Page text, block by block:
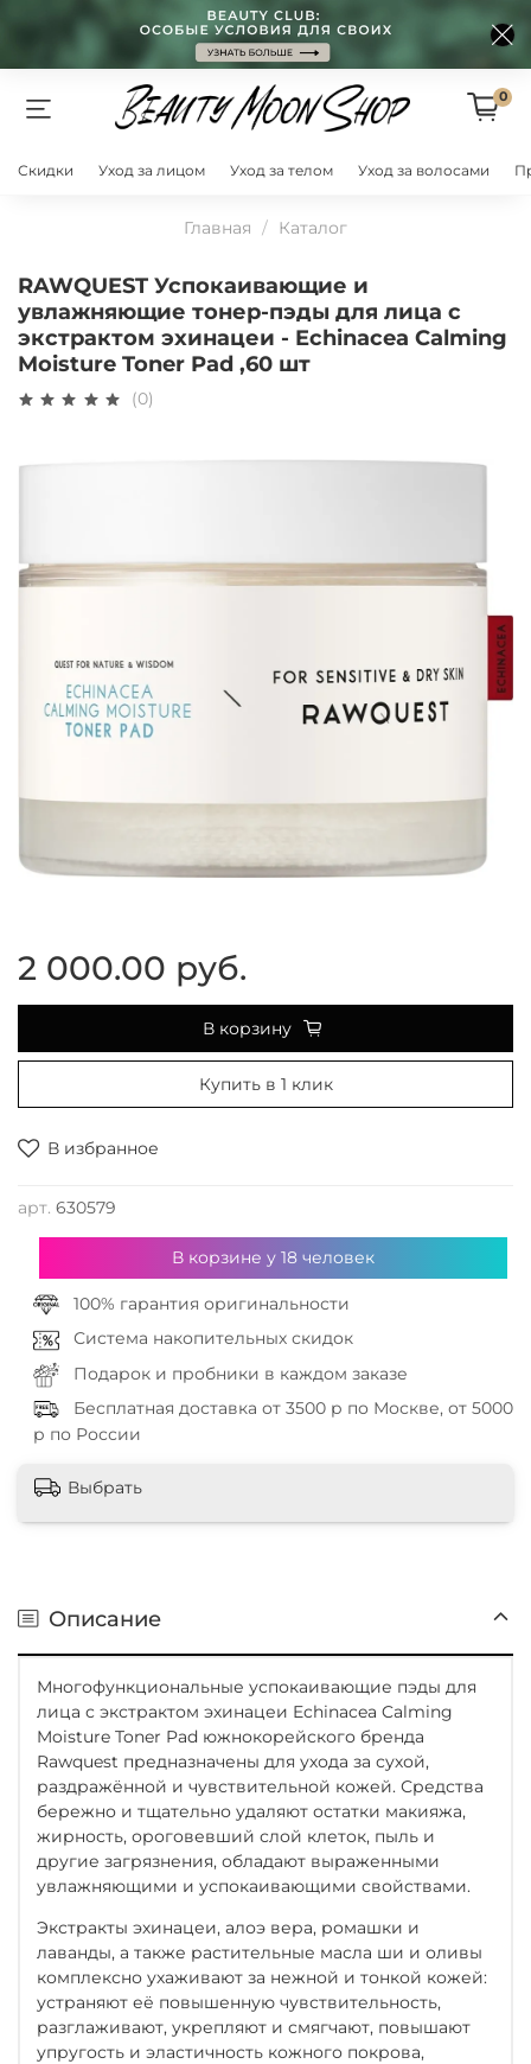
0
Скидки Уход за лицом Уход за телом Уход за волосами
Главная Каталог
RAWQUEST Успокаивающие и
увлажняющие тонер-пэды для лица с
экстрактом эхинацеи - Echinacea Calming
Moisture Toner Pad ,60 шт
(0)
В избранное
арт. 630579
2 000.00 руб.
В корзину
Купить в 1 клик
В корзине у 18человек
100% гарантия оригинальности
Система накопительных скидок
Подарок и пробники в каждом заказе
Бесплатная доставка от 3500 р по Москве, от 5000
р по России
Выбрать
Описание
Многофункциональные успокаивающие пэды для
лица с экстрактом эхинацеи Echinacea Calming
Moisture Toner Pad южнокорейского бренда
Rawquest предназначены для ухода за сухой,
раздражённой и чувствительной кожей. Средства
бережно и тщательно удаляют остатки макияжа,
жирность, ороговевший слой клеток, пыль и
другие загрязнения, обладают выраженными
увлажняющими и успокаивающими свойствами.
Экстракты эхинацеи, алоэ вера, ромашки и
лаванды, а также растительные масла ши и оливы
комплексно ухаживают за нежной и тонкой кожей:
устраняют её повышенную чувствительность,
разглаживают, укрепляют и смягчают, повышают
упругость и эластичность кожного покрова,